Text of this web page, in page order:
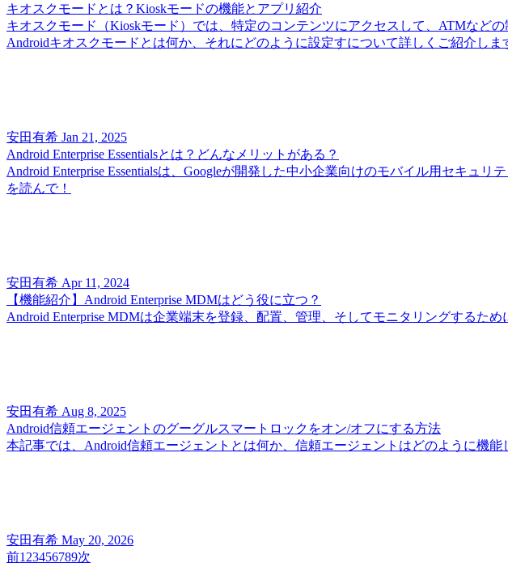
キオスクモードとは？Kioskモードの機能とアプリ紹介
キオスクモード（Kioskモード）では、特定のコンテンツにアクセスして、ATMなど
Androidキオスクモードとは何か、それにどのように設定すについて詳しくご紹介しま
安田有希 Jan 21, 2025
Android Enterprise Essentialsとは？どんなメリットがある？
Android Enterprise Essentialsは、Googleが開発した中小企業向けのモバイル用セキ
を読んで！
安田有希 Apr 11, 2024
【機能紹介】Android Enterprise MDMはどう役に立つ？
Android Enterprise MDMは企業端末を登録、配置、管理、そしてモニタリングするた
安田有希 Aug 8, 2025
Android信頼エージェントのグーグルスマートロックをオン/オフにする方法
本記事では、Android信頼エージェントとは何か、信頼エージェントはどのように機能
安田有希 May 20, 2026
前1 23456789次